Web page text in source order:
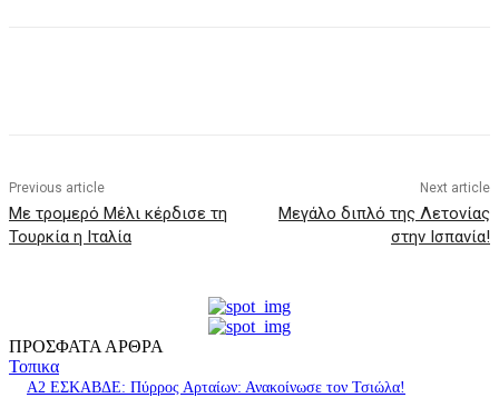
Previous article
Με τρομερό Μέλι κέρδισε τη
Τουρκία η Ιταλία
Next article
Μεγάλο διπλό της Λετονίας
στην Ισπανία!
ΠΡΟΣΦΑΤΑ ΑΡΘΡΑ
Τοπικα
A2 ΕΣΚΑΒΔΕ: Πύρρος Αρταίων: Ανακοίνωσε τον Τσιώλα!